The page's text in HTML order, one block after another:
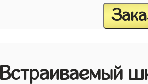
Встраиваемый